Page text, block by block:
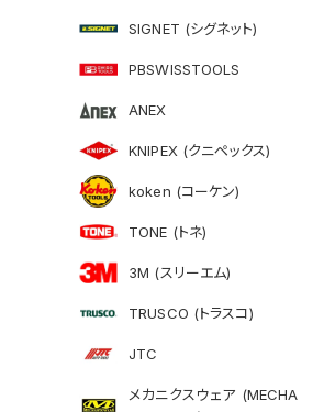
SIGNET (シグネット)
PBSWISSTOOLS
ANEX
KNIPEX (クニペックス)
koken (コーケン)
TONE (トネ)
3M (スリーエム)
TRUSCO (トラスコ)
JTC
メカニクスウェア (MECHA